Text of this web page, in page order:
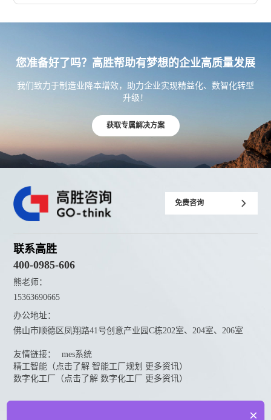
您准备好了吗？高胜帮助有梦想的企业高质量发展
我们致力于制造业降本增效，助力企业实现精益化、数智化转型
升级！
获取专属解决方案
免费咨询
联系高胜
400-0985-606
熊老师：
15363690665
办公地址：
佛山市顺德区凤翔路41号创意产业园C栋202室、204室、206室
友情链接：
mes系统
精工智能（点击了解 智能工厂规划 更多资讯）
数字化工厂（点击了解 数字化工厂 更多资讯）
×